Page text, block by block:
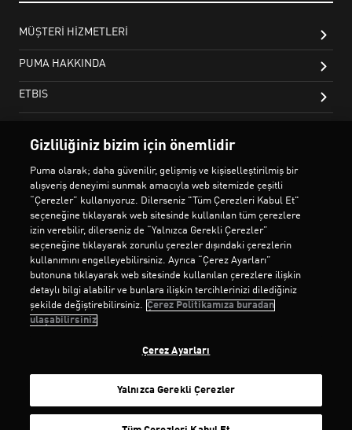
SEPETE EKLE
Gizliliğiniz bizim için önemlidir
Puma olarak; daha güvenilir, gelişmiş ve kişiselleştirilmiş bir
alışveriş deneyimi sunmak amacıyla web sitemizde çeşitli
“Çerezler” kullanıyoruz. Dilerseniz "Tüm Çerezleri Kabul Et"
seçeneğine tıklayarak web sitesinde kullanılan tüm çerezlere
izin verebilir, dilerseniz de “Yalnızca Gerekli Çerezler”
seçeneğine tıklayarak zorunlu çerezler dışındaki çerezlerin
kullanımını engelleyebilirsiniz. Ayrıca “Çerez Ayarları”
butonuna tıklayarak web sitesinde kullanılan çerezlere ilişkin
detaylı bilgi alabilir ve bunlara ilişkin tercihlerinizi dilediğiniz
şekilde değiştirebilirsiniz. Çerez Politikamıza buradan
ulaşabilirsiniz
Çerez Ayarları
Yalnızca Gerekli Çerezler